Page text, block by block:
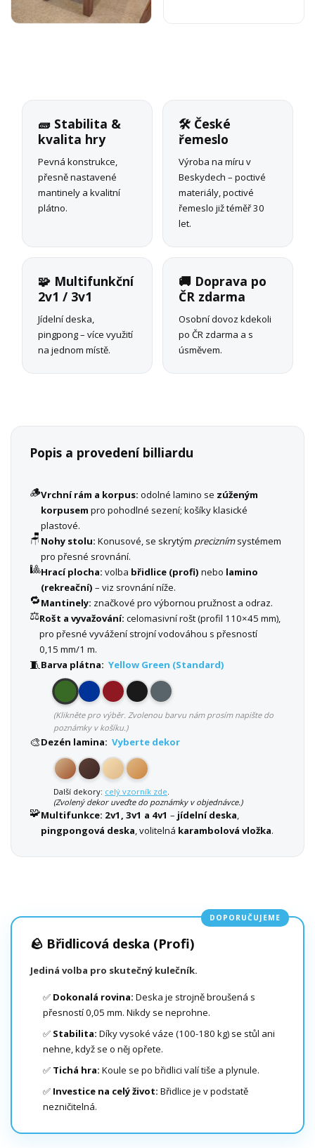
🧱 Stabilita &
kvalita hry
Pevná konstrukce,
přesně nastavené
mantinely a kvalitní
plátno.
🛠 České
řemeslo
Výroba na míru v
Beskydech – poctivé
materiály, poctivé
řemeslo již téměř 30
let.
🧩 Multifunkční
2v1 / 3v1
Jídelní deska,
pingpong – více využití
na jednom místě.
🚚 Doprava po
ČR zdarma
Osobní dovoz kdekoli
po ČR zdarma a s
úsměvem.
Popis a provedení billiardu
🪵Vrchní rám a korpus: odolné lamino se zúženým
korpusem pro pohodlné sezení; košíky klasické
plastové.
🪑 Nohy stolu: Konusové, se skrytým preciznímsystémem
pro přesné srovnání.
🎱Hrací plocha: volba břidlice (profi) nebo lamino
(rekreační) – viz srovnání níže.
🔁Mantinely: značkové pro výbornou pružnost a odraz.
⚖️Rošt a vyvažování: celomasivní rošt (profil 110×45 mm),
pro přesné vyvážení strojní vodováhou s přesností
0,15 mm/1 m.
🧵Barva plátna: Yellow Green (Standard)
(Klikněte pro výběr. Zvolenou barvu nám prosím napište do
poznámky v košíku.)
🎨Dezén lamina: Vyberte dekor
Další dekory: celý vzorník zde.
(Zvolený dekor uveďte do poznámky v objednávce.)
🧩Multifunkce: 2v1, 3v1 a 4v1 – jídelní deska,
pingpongová deska, volitelná karambolová vložka.
DOPORUČUJEME
🪨 Břidlicová deska (Profi)
Jediná volba pro skutečný kulečník.
✅ Dokonalá rovina: Deska je strojně broušená s
přesností 0,05 mm. Nikdy se neprohne.
✅ Stabilita: Díky vysoké váze (100-180 kg) se stůl ani
nehne, když se o něj opřete.
✅ Tichá hra: Koule se po břidlici valí tiše a plynule.
✅ Investice na celý život: Břidlice je v podstatě
nezničitelná.